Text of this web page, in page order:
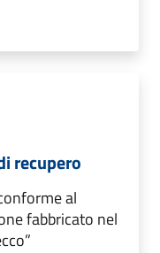
recupero
al
fabbricato nel